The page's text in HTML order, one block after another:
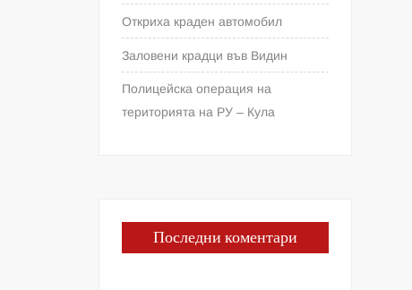
Откриха краден автомобил
Заловени крадци във Видин
Полицейска операция на
територията на РУ – Кула
Последни коментари